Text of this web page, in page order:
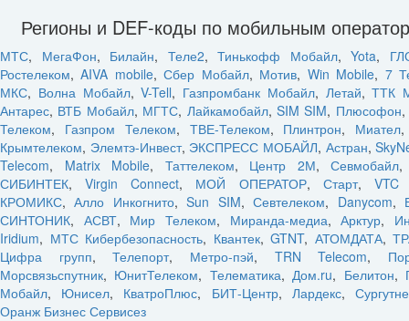
Регионы и DEF-коды по мобильным
МТС, МегаФон, Билайн, Теле2,Тинькофф Мобайл,Yota,
Ростелеком,AIVA mobile,Сбер Мобайл, Мотив, Win Mobile, 7
МКС, Волна Мобайл,V-Tell, Газпромбанк Мобайл, Летай,ТТК
Антарес, ВТБ Мобайл, МГТС, Лайкамобайл, SIM SIM, Плюсофон,
Телеком, Газпром Телеком, ТВЕ-Телеком, Плинтрон, Миател
Крымтелеком, Элемтэ-Инвест, ЭКСПРЕСС МОБАЙЛ, Астран,
Telecom, Matrix Mobile, Таттелеком, Центр 2М,Севмобайл
СИБИНТЕК,Virgin Connect, МОЙ ОПЕРАТОР, Старт, VTC
КРОМИКС,Алло Инкогнито,Sun SIM,Севтелеком, Danycom,
СИНТОНИК, АСВТ, Мир Телеком, Миранда-медиа,Арктур,
Iridium, МТС Кибербезопасность, Квантек, GTNT, АТОМДАТА,
Цифра групп,Телепорт, Метро-пэй, TRN Telecom,
Морсвязьспутник, ЮнитТелеком, Телематика,Дом.ru, Белитон,
Мобайл, Юнисел, КватроПлюс, БИТ-Центр, Лардекс,
Оранж Бизнес Сервисез